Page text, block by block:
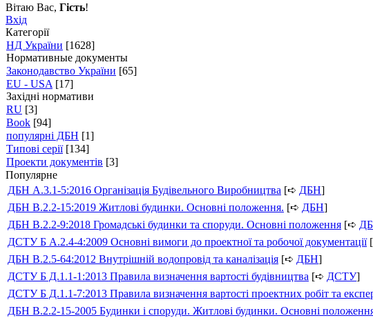
Вітаю Вас, Гість!
Вхід
Категорії
НД України [1628]
Нормативные документы
Законодавство України [65]
EU - USA [17]
Західні нормативи
RU [3]
Book [94]
популярні ДБН [1]
Типові серії [134]
Проекти документів [3]
Популярне
ДБН А.3.1-5:2016 Організація Будівельного Виробництва [➪ ДБН]
ДБН В.2.2-15:2019 Житлові будинки. Основні положення. [➪ ДБН]
ДБН В.2.2-9:2018 Громадські будинки та споруди. Основні положення [➪
ДСТУ Б А.2.4-4:2009 Основні вимоги до проектної та робочої документації
ДБН В.2.5-64:2012 Внутрішній водопровід та каналізація [➪ ДБН]
ДСТУ Б Д.1.1-1:2013 Правила визначення вартості будівництва [➪ ДСТУ]
ДСТУ Б Д.1.1-7:2013 Правила визначення вартості проектних робіт та
ДБН В.2.2-15-2005 Будинки і споруди. Житлові будинки. Основні